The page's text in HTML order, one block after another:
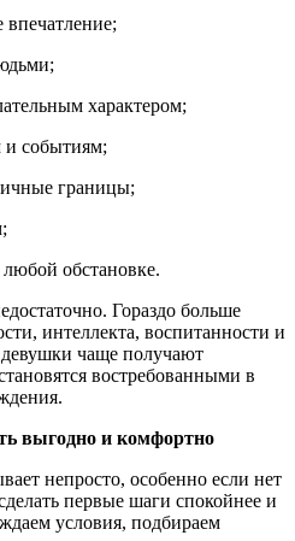
впечатление;
характером;
и событиям;
границы;
любой обстановке.
Гораздо больше
интеллекта, воспитанности и
чаще получают
востребованными в
выгодно и комфортно
непросто, особенно если нет
первые шаги спокойнее и
условия, подбираем